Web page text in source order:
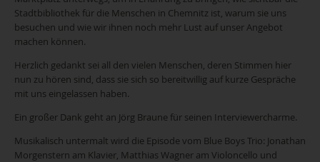
Stadtbibliothek für die Menschen in Chemnitz ist, warum sie uns
besuchen und wie wir ihnen noch mehr Lust auf unser Angebot
machen können.
Herzlich gedankt sei all den vielen Menschen, deren Stimmen hier
nun zu hören sind, dass sie sich so bereitwillig auf kurze Gespräche
mit uns eingelassen haben.
Ein großer Dank geht an Jörg Braune für seinen Interviewercharme.
Musikalisch untermalt wird die Episode vom Blue Boys Trio: Jonathan
Morgenstern am Klavier, Matthias Wagner am Violoncello und